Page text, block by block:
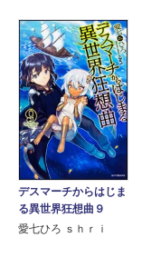
デスマーチからはじま
る異世界狂想曲９
愛七ひろ ｓｈｒｉ